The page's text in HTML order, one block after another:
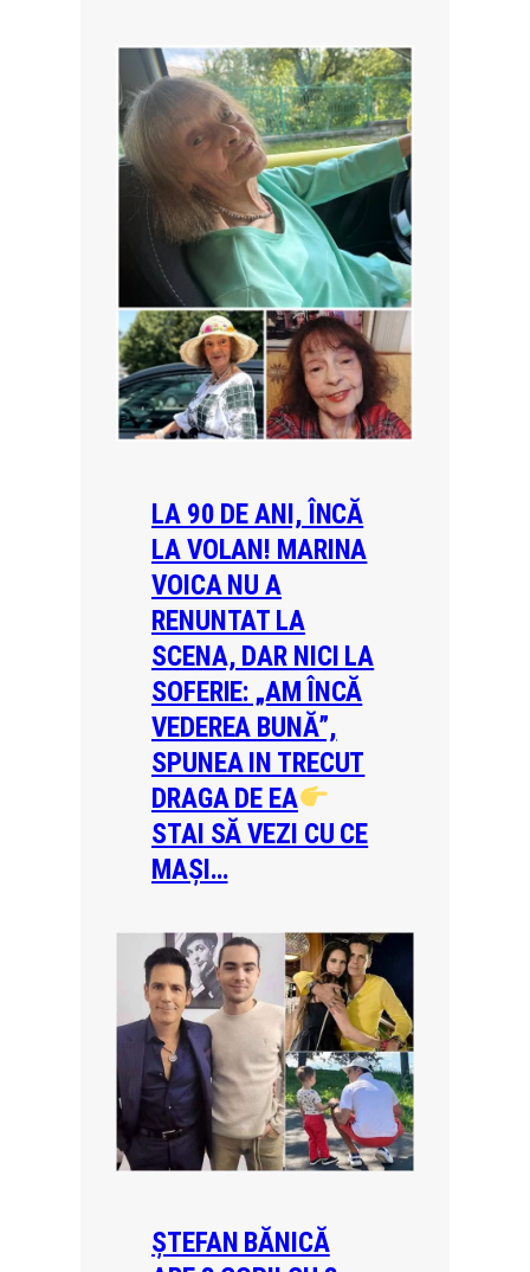
LA 90 DE ANI, ÎNCĂ
LA VOLAN! MARINA
VOICA NU A
RENUNTAT LA
SCENA, DAR NICI LA
SOFERIE: „AM ÎNCĂ
VEDEREA BUNĂ”,
SPUNEA IN TRECUT
DRAGA DE EA
STAI SĂ VEZI CU CE
MAȘI…
ȘTEFAN BĂNICĂ